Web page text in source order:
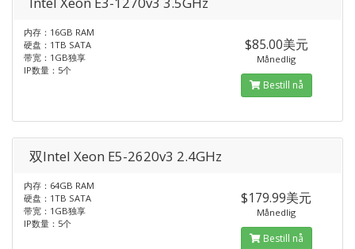
内存：16GB RAM
硬盘：1TB SATA
带宽：1GB独享
IP数量：5个
$85.00美元
Månedlig
Bestill nå
双Intel Xeon E5-2620v3 2.4GHz
内存：64GB RAM
硬盘：1TB SATA
带宽：1GB独享
IP数量：5个
$179.99美元
Månedlig
Bestill nå